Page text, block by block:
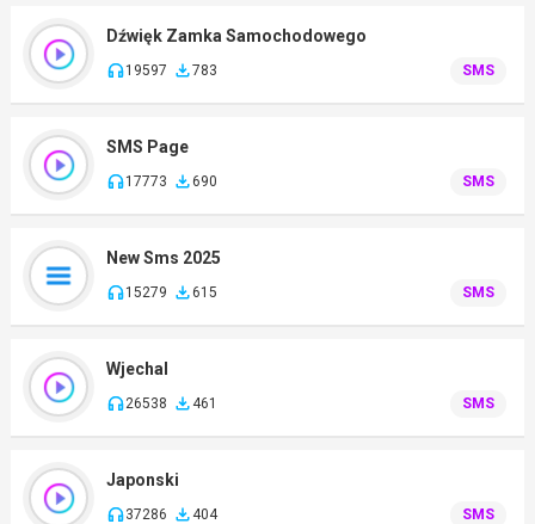
Dźwięk Zamka Samochodowego
19597 783 SMS
SMS Page
17773 690 SMS
New Sms 2025
15279 615 SMS
Wjechal
26538 461 SMS
Japonski
37286 404 SMS